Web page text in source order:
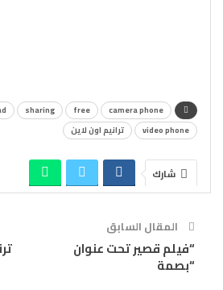
camera phone
free
sharing
video phone
ترانيم اون لاين
شارك
المقال السابق
“فيلم قصير تحت عنوان
“بصمة